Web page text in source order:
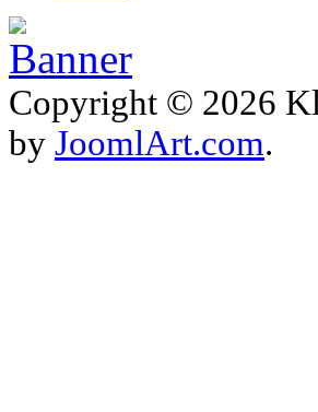
Copyright © 2026
by JoomlArt.com.